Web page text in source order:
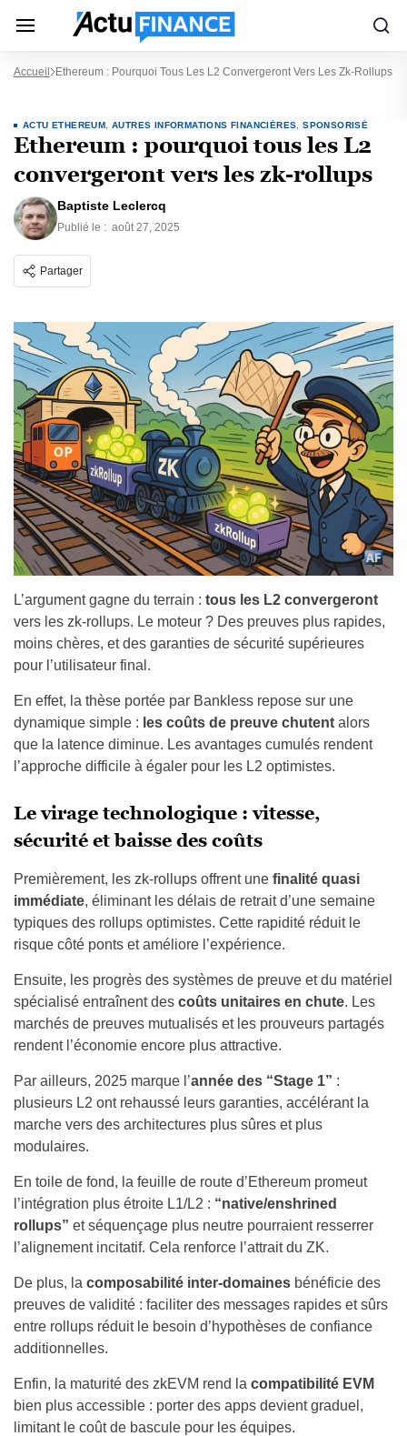
Accueil Ethereum : Pourquoi Tous Les L2 Convergeront Vers Les Zk-Rollups
ACTU ETHEREUM AUTRES INFORMATIONS FINANCIÈRES ,SPONSORISÉ
Ethereum : pourquoi tous les L2
convergeront vers les zk-rollups
Baptiste Leclercq
Publié le : août 27, 2025
Partager
L’argument gagne du terrain : tous les L2 convergeront
vers les zk-rollups. Le moteur ? Des preuves plus rapides,
moins chères, et des garanties de sécurité supérieures
pour l’utilisateur final.
En effet, la thèse portée par Bankless repose sur une
dynamique simple : les coûts de preuve chutent alors
que la latence diminue. Les avantages cumulés rendent
l’approche difficile à égaler pour les L2 optimistes.
Le virage technologique : vitesse,
sécurité et baisse des coûts
Premièrement, les zk-rollups offrent une finalité quasi
immédiate, éliminant les délais de retrait d’une semaine
typiques des rollups optimistes. Cette rapidité réduit le
risque côté ponts et améliore l’expérience.
Ensuite, les progrès des systèmes de preuve et du matériel
spécialisé entraînent des coûts unitaires en chute. Les
marchés de preuves mutualisés et les prouveurs partagés
rendent l’économie encore plus attractive.
Par ailleurs, 2025 marque l’année des “Stage 1” :
plusieurs L2 ont rehaussé leurs garanties, accélérant la
marche vers des architectures plus sûres et plus
modulaires.
En toile de fond, la feuille de route d’Ethereum promeut
l’intégration plus étroite L1/L2 : “native/enshrined
rollups” et séquençage plus neutre pourraient resserrer
l’alignement incitatif. Cela renforce l’attrait du ZK.
De plus, la composabilité inter-domaines bénéficie des
preuves de validité : faciliter des messages rapides et sûrs
entre rollups réduit le besoin d’hypothèses de confiance
additionnelles.
Enfin, la maturité des zkEVM rend la compatibilité EVM
bien plus accessible : porter des apps devient graduel,
limitant le coût de bascule pour les équipes.